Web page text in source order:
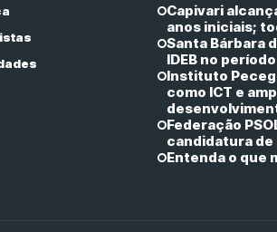
Capivari
anos iniciais;
Santa Bárbara
IDEB no
Instituto
como ICT e
Federação
candidatura de
Entenda o que